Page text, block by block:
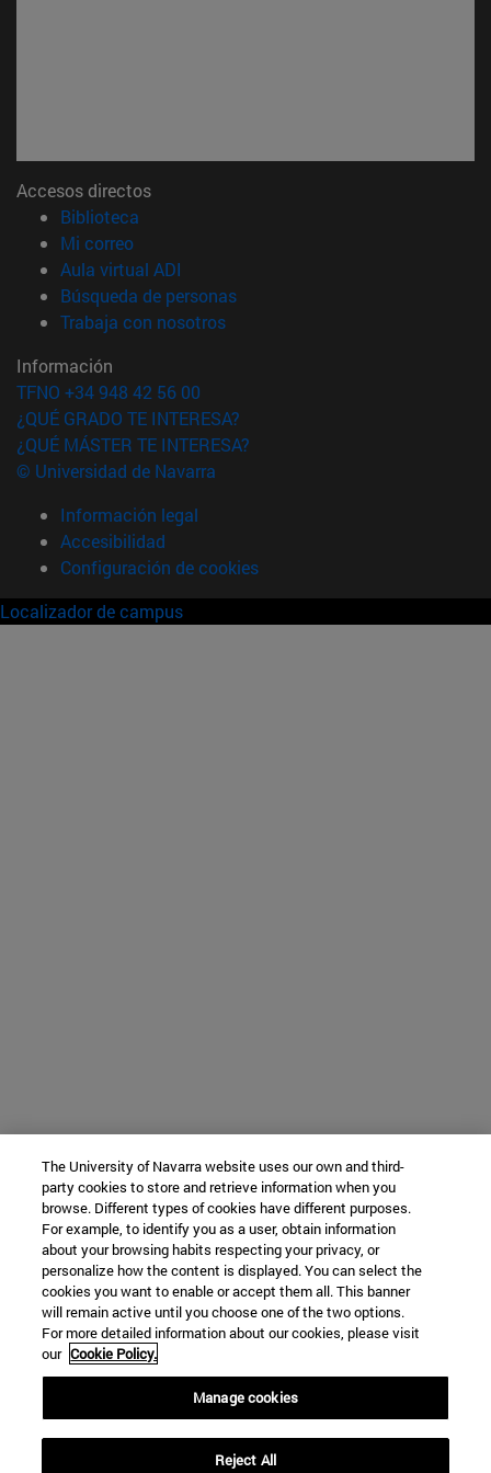
Accesos directos
Biblioteca
Mi correo(abre en nueva ventana)
Aula virtual ADI
Búsqueda de personas(abre en nueva ventana)
Trabaja con nosotros(abre en nueva ventana)
Información
TFNO +34 948 42 56 00
¿QUÉ GRADO TE INTERESA?
¿QUÉ MÁSTER TE INTERESA?
© Universidad de Navarra
Información legal
Accesibilidad
Configuración de cookies
Localizador de campus
The University of Navarra website uses our own and third-
party cookies to store and retrieve information when you
browse. Different types of cookies have different purposes.
For example, to identify you as a user, obtain information
about your browsing habits respecting your privacy, or
personalize how the content is displayed. You can select the
cookies you want to enable or accept them all. This banner
will remain active until you choose one of the two options.
For more detailed information about our cookies, please visit
our Cookie Policy.
Manage cookies
Reject All